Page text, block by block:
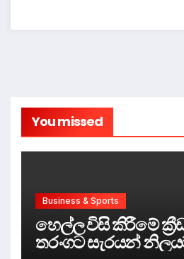
You missed
Business & Sports
හෙල්ල විසි කිරීමේ
තරංගට සැරයන්